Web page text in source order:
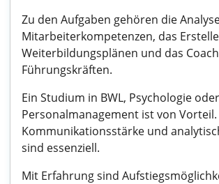
Zu den Aufgaben gehören die
Mitarbeiterkompetenzen, das
Weiterbildungsplänen und das
Führungskräften.
Ein Studium in BWL, Psychologie oder
Personalmanagement ist von Vorteil.
Kommunikationsstärke und
sind essenziell.
Mit Erfahrung sind